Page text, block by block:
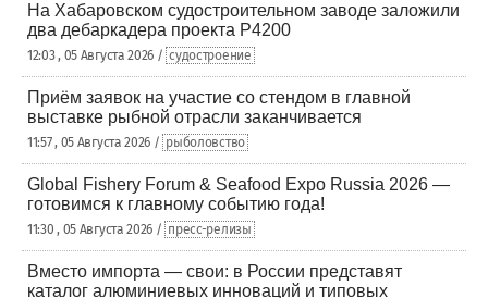
На Хабаровском судостроительном заводе заложили
два дебаркадера проекта Р4200
12:03 , 05 Августа 2026 / судостроение
Приём заявок на участие со стендом в главной
выставке рыбной отрасли заканчивается
11:57 , 05 Августа 2026 / рыболовство
Global Fishery Forum & Seafood Expo Russia 2026 —
готовимся к главному событию года!
11:30 , 05 Августа 2026 / пресс-релизы
Вместо импорта — свои: в России представят
каталог алюминиевых инноваций и типовых